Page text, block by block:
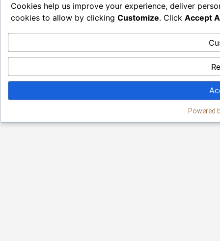
Cookies help us improve your experience, deliver
cookies to allow by clicking Customize. Click Accept
Powered